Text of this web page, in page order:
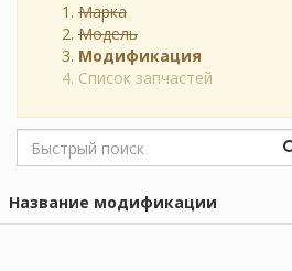
Марка
Модель
Модификация
Список запчастей
Название модификации